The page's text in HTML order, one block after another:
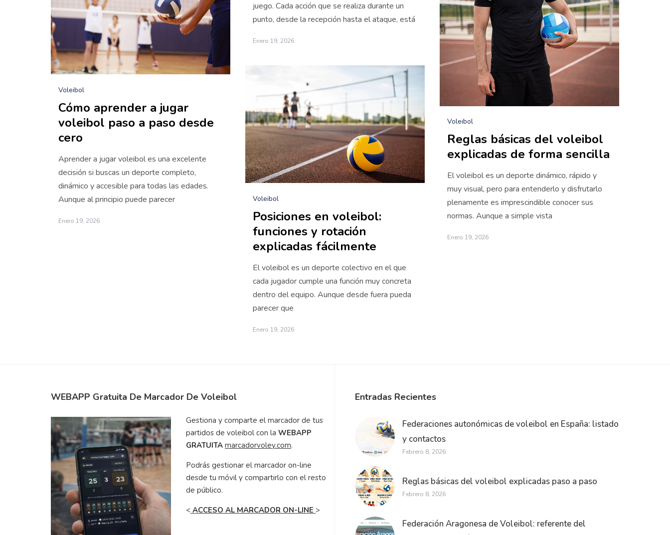
juego. Cada acción que se realiza durante un
punto, desde la recepción hasta el ataque, está
Enero 19, 2026
Voleibol
Cómo aprender a jugar
voleibol paso a paso desde
cero
Aprender a jugar voleibol es una excelente
decisión si buscas un deporte completo,
dinámico y accesible para todas las edades.
Aunque al principio puede parecer
Enero 19, 2026
Voleibol
Reglas básicas del voleibol
explicadas de forma sencilla
El voleibol es un deporte dinámico, rápido y
muy visual, pero para entenderlo y disfrutarlo
plenamente es imprescindible conocer sus
normas. Aunque a simple vista
Enero 19, 2026
Voleibol
Posiciones en voleibol:
funciones y rotación
explicadas fácilmente
El voleibol es un deporte colectivo en el que
cada jugador cumple una función muy concreta
dentro del equipo. Aunque desde fuera pueda
parecer que
Enero 19, 2026
WEBAPP Gratuita De Marcador De Voleibol
Gestiona y comparte el marcador de tus
partidos de voleibol con la WEBAPP
GRATUITA marcadorvoley.com.
Podrás gestionar el marcador on-line
desde tu móvil y compartirlo con el resto
de público.
< ACCESO AL MARCADOR ON-LINE >
Entradas Recientes
Federaciones autonómicas de voleibol en España: listado
y contactos
Febrero 8, 2026
Reglas básicas del voleibol explicadas paso a paso
Febrero 8, 2026
Federación Aragonesa de Voleibol: referente del